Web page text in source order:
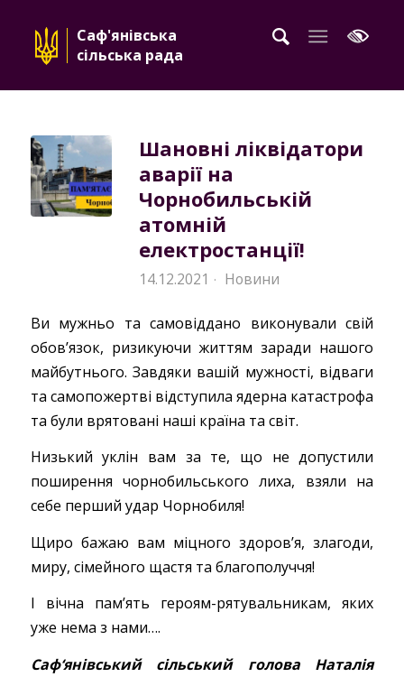
Саф'янівська
сільська рада
Шановні ліквідатори
аварії на
Чорнобильській
атомній
електростанції!
14.12.2021 · Новини
Ви мужньо та самовіддано виконували свій
обов’язок, ризикуючи життям заради нашого
майбутнього. Завдяки вашій мужності, відваги
та самопожертві відступила ядерна катастрофа
та були врятовані наші країна та світ.
Низький уклін вам за те, що не допустили
поширення чорнобильського лиха, взяли на
себе перший удар Чорнобиля!
Щиро бажаю вам міцного здоров’я, злагоди,
миру, сімейного щастя та благополуччя!
І вічна пам’ять героям-рятувальникам, яких
уже нема з нами….
Саф‘янівський сільський голова Наталія